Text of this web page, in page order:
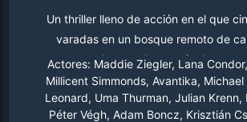
Un thriller lleno de acción en el que
varadas en un bosque remoto de
competencia de baile se refugian en
posada dirigida por Devora Kasimer y
entrenamiento de élite en un arma
Actores: Maddie Ziegler, Lana
Millicent Simmonds, Avantika, Michael
Leonard, Uma Thurman, Julian Krenn,
Péter Végh, Adam Boncz, Krisztián